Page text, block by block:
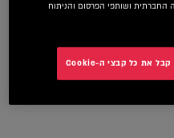
ושותפי הפרסום והניתוח
קבל את כל קבצי ה-Cookie